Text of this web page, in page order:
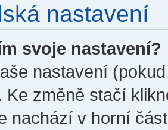
nastavení
svoje nastavení?
nastavení
Ke změně stačí
nachází v horní